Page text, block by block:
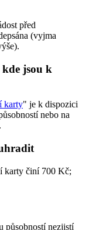
před
(vyjma
jsou k
karty" je k dispozici
nebo na
karty činí 700 Kč;
působností nezjistí